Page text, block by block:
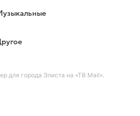
для города Элиста на «ТВ Mail».